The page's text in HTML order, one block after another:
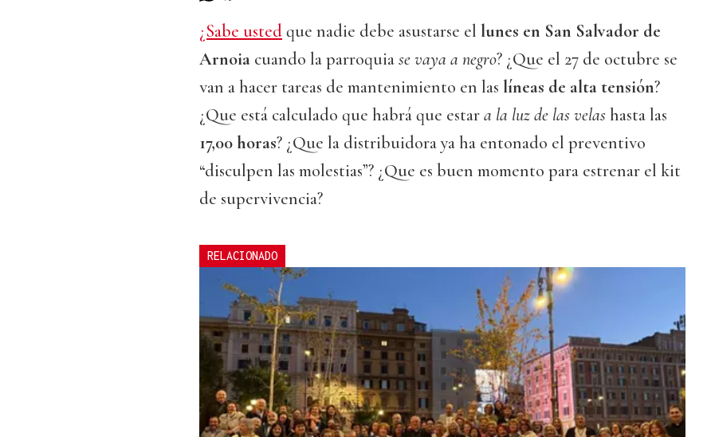
¿Sabe ustedque nadie debe asustarse el lunes en San Salvador de
Arnoia cuando la parroquiase vaya a negro? ¿Que el 27 de octubre se
van a hacer tareas de mantenimiento en las líneas de alta tensión?
¿Que está calculado que habrá que estara la luz de las velashasta las
17,00 horas? ¿Que la distribuidora ya ha entonado el preventivo
“disculpen las molestias”? ¿Que es buen momento para estrenar el kit
de supervivencia?
RELACIONADO